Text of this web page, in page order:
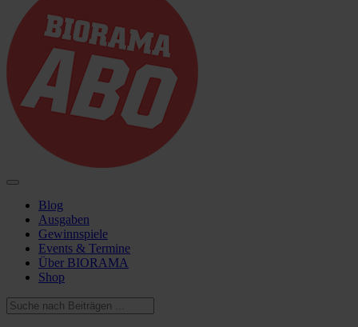
Blog
Ausgaben
Gewinnspiele
Events & Termine
Über BIORAMA
Shop